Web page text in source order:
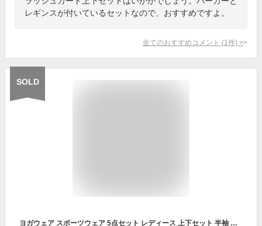
レギンスが付いているセットなので、おすすめですよ。
全てのおすすめコメント (1 件) >
SOLD
ヨガウェア スポーツウェア 5点セット レディース 上下セット 半袖 長袖 フィットネスウェア スポーツブラ ヨガパンツ レギンス トップス ホットヨガ セットアップ スポーツブラ パーカー ラッシュガード フード付き 吸水速乾 uvカット おしゃれ